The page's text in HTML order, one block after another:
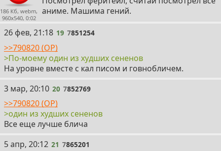
186 Кб, webm,
960x540, 0:02
аниме. Машима гений.
19
26 фев, 21:18 19 7851254
>>790820 (OP)
>По-моему один из худших сененов
На уровне вместе с кал писом и говнобличем.
20
3 мар, 20:10 20 7852769
>>790820 (OP)
>один из худших сененов
Все еще лучше блича
21
5 апр, 20:12 21 7865201